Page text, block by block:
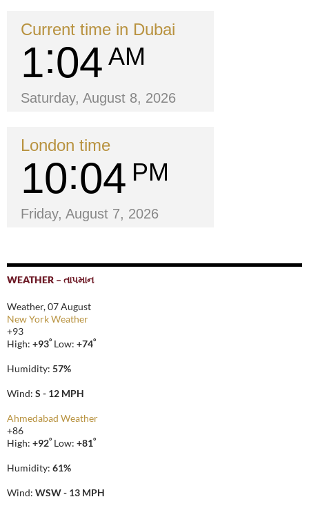
Current time in Dubai
1 04 AM
Saturday, August 8, 2026
London time
10 04 PM
Friday, August 7, 2026
WEATHER – તાપમાન
Weather, 07 August
New York Weather
+93
High: +93° Low: +74°
Humidity: 57%
Wind: S - 12 MPH
Ahmedabad Weather
+86
High: +92° Low: +81°
Humidity: 61%
Wind: WSW - 13 MPH